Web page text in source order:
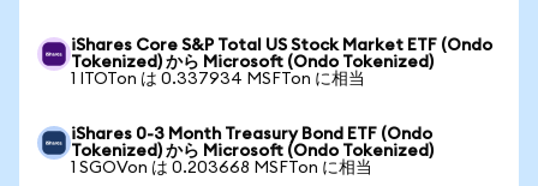
iShares Core S&P Total US Stock Market ETF (Ondo
Tokenized) から Microsoft (Ondo Tokenized)
1 ITOTon は 0.337934 MSFTon に相当
iShares 0-3 Month Treasury Bond ETF (Ondo
Tokenized) から Microsoft (Ondo Tokenized)
1 SGOVon は 0.203668 MSFTon に相当